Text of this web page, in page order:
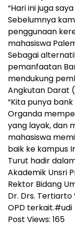
“Hari ini juga
Sebelumnya
penggunaan
mahasiswa
Sebagai
pemanfaatan
mendukung
Angkutan Darat
“Kita punya
Organda
yang layak, dan
mahasiswa
baik ke kampus
Turut hadir
Akademik Unsri
Rektor Bidang
Dr. Drs.
OPD terkait.#udi
Post Views: 165